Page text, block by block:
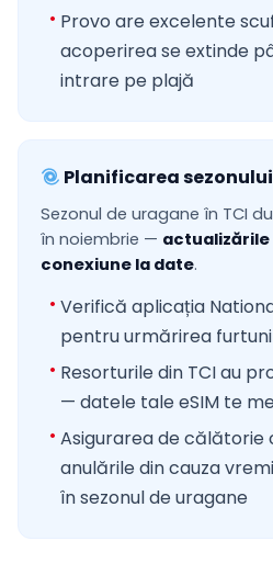
Provo are excelente
acoperirea se extinde
intrare pe plajă
Planificarea
Sezonul de uragane în TCI
în noiembrie —
conexiune la date.
Verifică aplicația
pentru urmărirea
Resorturile din TCI au
— datele tale eSIM te
Asigurarea de călătorie
anulările din cauza
în sezonul de uragane